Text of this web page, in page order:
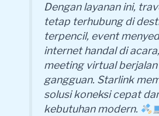
Dengan layanan ini,
tetap terhubung di
terpencil, event
internet handal di
meeting virtual
gangguan. Starlink
solusi koneksi cepat
kebutuhan modern.